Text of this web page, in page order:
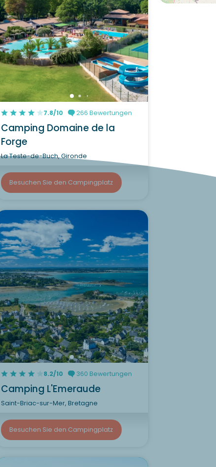
7.8/10 266 Bewertungen
Camping Domaine de la
Forge
La Teste-de-Buch, Gironde
Besuchen Sie den Campingplatz
8.2/10 360 Bewertungen
Camping L'Emeraude
Saint-Briac-sur-Mer, Bretagne
Besuchen Sie den Campingplatz